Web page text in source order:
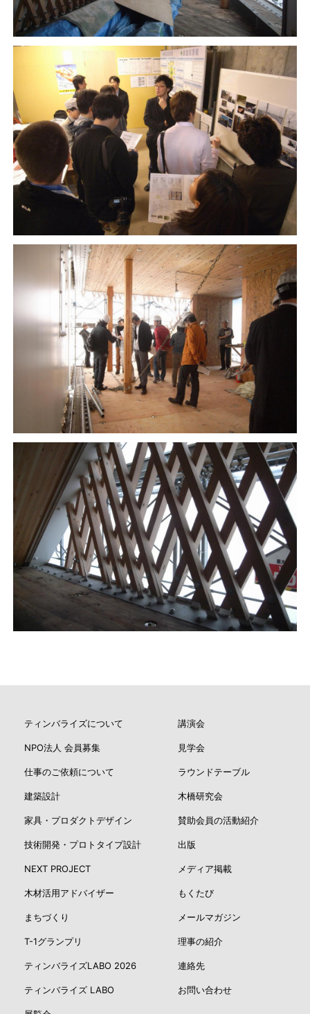
ティンバライズについて
NPO法人 会員募集
仕事のご依頼について
建築設計
家具・プロダクトデザイン
技術開発・プロトタイプ設計
NEXT PROJECT
木材活用アドバイザー
まちづくり
T-1グランプリ
ティンバライズLABO 2026
ティンバライズ LABO
講演会
見学会
ラウンドテーブル
木橋研究会
賛助会員の活動紹介
出版
メディア掲載
もくたび
メールマガジン
理事の紹介
連絡先
お問い合わせ